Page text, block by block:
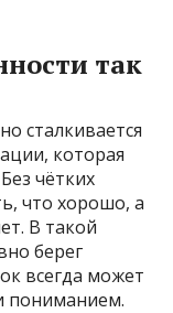
так
сталкивается
которая
чётких
что хорошо, а
В такой
берег
всегда может
пониманием.